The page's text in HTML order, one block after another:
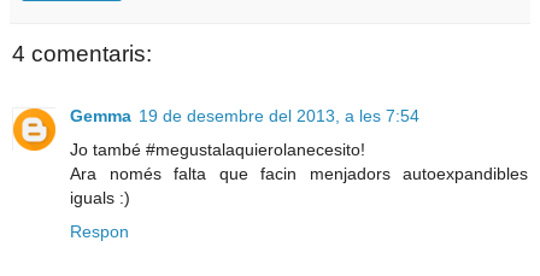
4 comentaris:
Gemma 19 de desembre del 2013, a les 7:54
Jo també #megustalaquierolanecesito!
Ara només falta que facin menjadors autoexpandibles
iguals :)
Respon